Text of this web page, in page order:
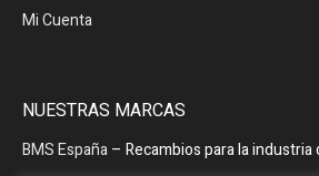
Mi Cuenta
NUESTRAS MARCAS
BMS España– Recambios para la industria